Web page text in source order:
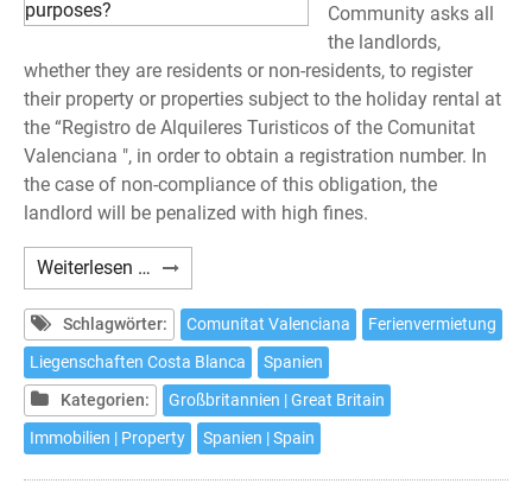
Community asks all
the landlords,
whether they are residents or non-residents, to register
their property or properties subject to the holiday rental at
the “Registro de Alquileres Turisticos of the Comunitat
Valenciana ", in order to obtain a registration number. In
the case of non-compliance of this obligation, the
landlord will be penalized with high fines.
Weiterlesen … Are
you
interested
in
renting
one
or
Schlagwörter: Comunitat Valenciana
Ferienvermietung
Liegenschaften Costa Blanca
Spanien
Kategorien:
Großbritannien | Great Britain
Immobilien | Property
Spanien | Spain